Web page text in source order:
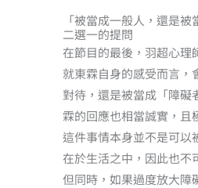
「被當成一般人，還是
二選一的提問
在節目的最後，羽超心理
就東霖自身的感受而言，
對待，還是被當成「障礙
霖的回應也相當誠實，且
這件事情本身並不是可以
在於生活之中，因此也不
但同時，如果過度放大障